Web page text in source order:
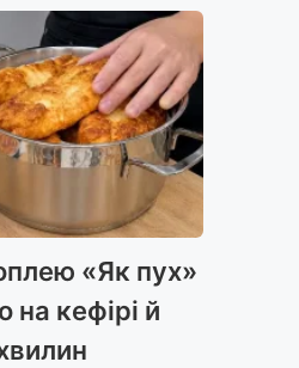
«Як пух»
на кефірі й